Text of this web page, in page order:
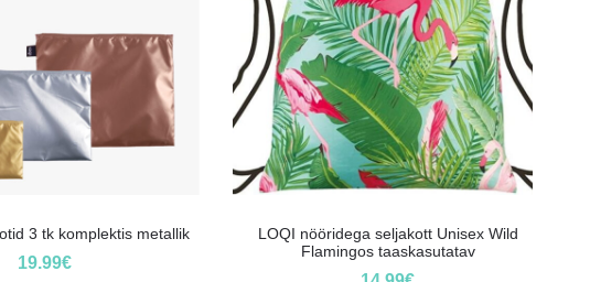
3 tk komplektis metallik
19.99€
LOQI nööridega seljakott Unisex Wild
Flamingos taaskasutatav